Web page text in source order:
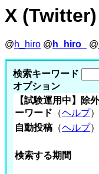
X
@h_hiro @ h_hiro_ @
検索キーワード
オプション
【試験運用中】除
ーワード （ヘルプ）
自動投稿 （ヘルプ）
検索する期間